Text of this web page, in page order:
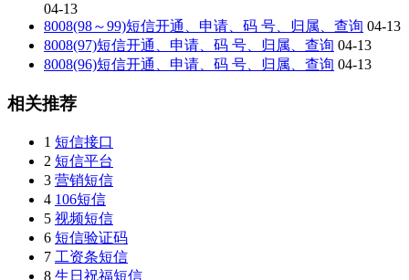
04-13
8008(98～99)短信开通、申请、码 号、归属、查询 04-13
8008(97)短信开通、申请、码 号、归属、查询 04-13
8008(96)短信开通、申请、码 号、归属、查询 04-13
相关推荐
1 短信接口
2 短信平台
3 营销短信
4 106短信
5 视频短信
6 短信验证码
7 工资条短信
8 生日祝福短信